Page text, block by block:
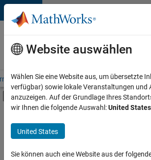
Weiter zum Inhalt
Karriere
bei
MathWorks
– Übersicht Stellensuche
Umschaltung für Off-
Hauptinhalt
Programm für Berufseinsteiger (EDG)
Advanced Support
Information Technology
+6
Website auswählen
Wählen Sie eine Website aus, um übersetzte
verfügbar) sowie lokale Veranstaltungen und
anzuzeigen. Auf der Grundlage Ihres
wir Ihnen die folgende Auswahl:United States
United States
Sie können auch eine Website aus der